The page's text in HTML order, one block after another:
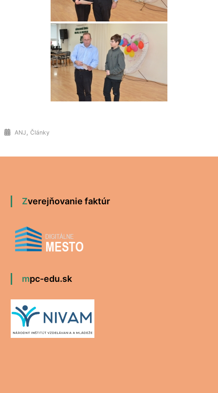
ANJ, Články
Zverejňovanie faktúr
mpc-edu.sk